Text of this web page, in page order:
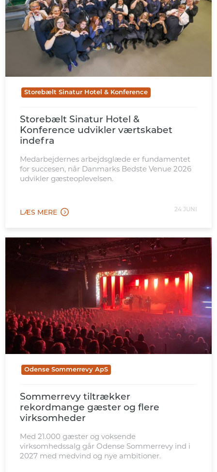
Storebælt Sinatur Hotel & Konference
Storebælt Sinatur Hotel &
Konference udvikler værtskabet
indefra
Medarbejdernes arbejdsglæde er fundamentet
for succesen, når Danmarks Bedste Venue 2026
udvikler gæsteoplevelsen.
LÆS MERE 24 JUNI
Odense Sommerrevy ApS
Sommerrevy tiltrækker
rekordmange gæster og flere
virksomheder
Med 21.000 gæster og voksende
virksomhedssalg går Odense Sommerrevy ind i
2027 med medvind og nye ambitioner.